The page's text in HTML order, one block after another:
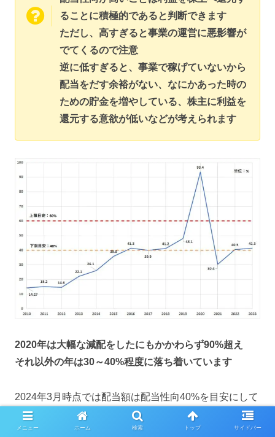
ることに積極的であると判断できます
ただし、高すぎると事業の運営に悪影響が
でてくるので注意
逆に低すぎると、事業で稼げていないから
配当をだす余裕がない、なにかあった時の
ための貯金を増やしている、株主に利益を
還元する意欲が低いなどが考えられます
2020年は大幅な減配をしたにもかかわらず90%超え
それ以外の年は30～40%程度に落ち着いています
2024年3月時点では配当額は配当性向40%を目安にして
いるので
良くも悪くも業績次第の配当額になりそうです
メニュー ホーム 検索 トップ サイドバー